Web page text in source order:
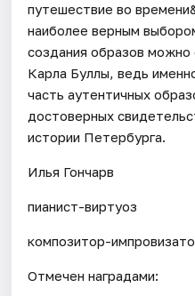
путешествие во
наиболее верным
создания образов можно
Карла Буллы, ведь
часть аутентичных
достоверных
истории Петербурга.
Илья Гончарв
пианист-виртуоз
композитор-
Отмечен наградами: